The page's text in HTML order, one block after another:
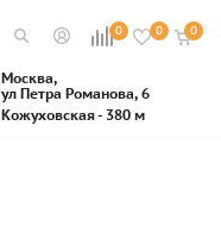
0 0 0
Москва,
ул Петра Романова, 6
Кожуховская - 380 м